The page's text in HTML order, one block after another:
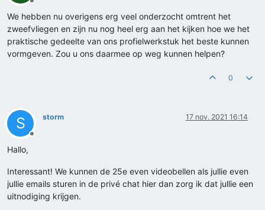
Offline
We hebben nu overigens erg veel onderzocht omtrent het
zweefvliegen en zijn nu nog heel erg aan het kijken hoe we het
praktische gedeelte van ons profielwerkstuk het beste kunnen
vormgeven. Zou u ons daarmee op weg kunnen helpen?
0
S
Offline
storm 17 nov. 2021 16:14
Hallo,
Interessant! We kunnen de 25e even videobellen als jullie even
jullie emails sturen in de privé chat hier dan zorg ik dat jullie een
uitnodiging krijgen.